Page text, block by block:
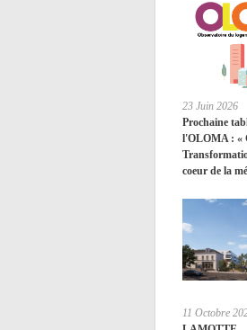
23 Juin 2026
Prochaine
l'OLOMA : «
coeur de la
11 Octobre